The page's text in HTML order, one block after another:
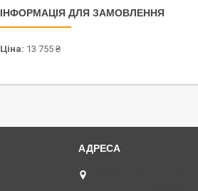
ІНФОРМАЦІЯ ДЛЯ ЗАМОВЛЕННЯ
Ціна: 13 755 ₴